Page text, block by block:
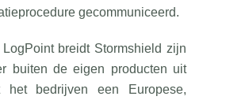
gecommuniceerd.
LogPoint breidt Stormshield zijn
buiten de eigen producten uit
het bedrijven een Europese,